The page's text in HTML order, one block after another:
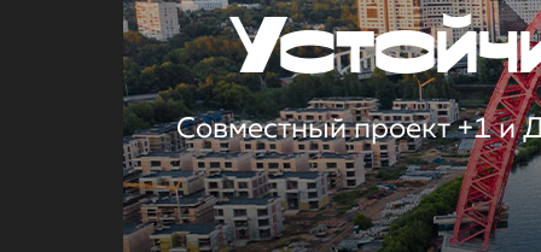
Совместный проект +1 и